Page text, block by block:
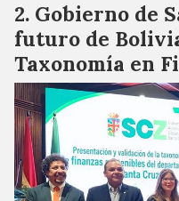
Gobierno de
futuro de
Taxonomía en